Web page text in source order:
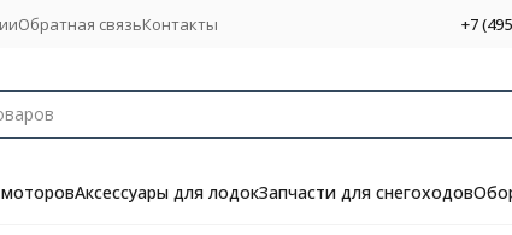
Обратная связьКонтакты +7
Аксессуары для лодокЗапчасти для снегоходов